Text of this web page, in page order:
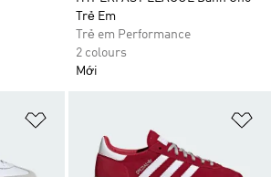
Trẻ Em
Trẻ em Performance
2 colours
Mới